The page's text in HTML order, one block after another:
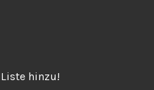
hinzu!